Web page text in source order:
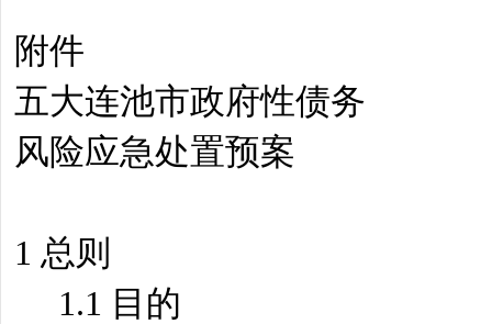
附件
五大连池市政府性债务
风险应急处置预案
1 总则
1.1 目的